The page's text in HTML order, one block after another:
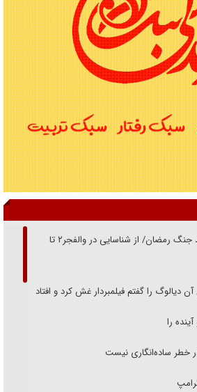
از گمنام‌ترین فرماندهان شهید جنگ رمضان/ از شناسایی در والفجر۲ تا
دیالوگ را گفتم فیلمبردار غش کرد و افتاد
را
خطر ساده‌انگاری نیست